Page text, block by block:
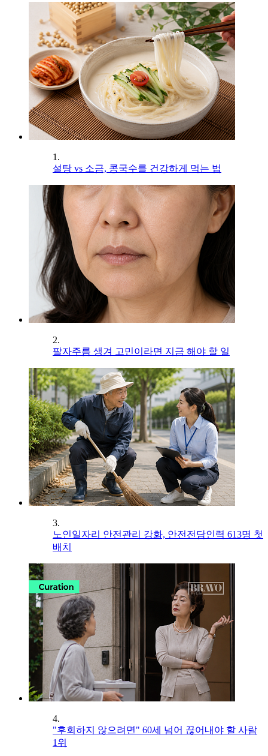
1.
설탕 vs 소금, 콩국수를 건강하게 먹는 법
2.
팔자주름 생겨 고민이라면 지금 해야 할 일
3.
노인일자리 안전관리 강화, 안전전담인력 613명 첫
배치
4.
"후회하지 않으려면" 60세 넘어 끊어내야 할 사람
1위